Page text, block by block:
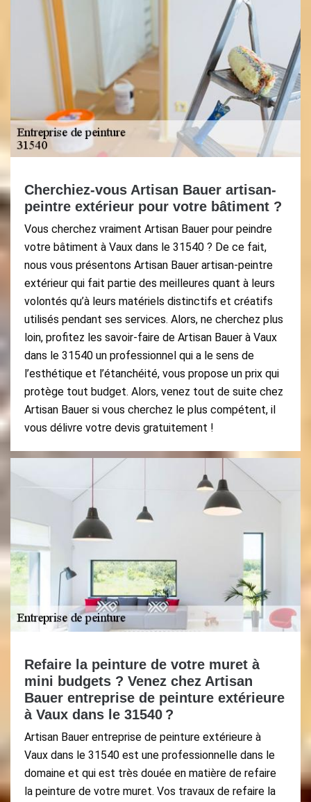
Cherchiez-vous Artisan Bauer artisan-
peintre extérieur pour votre bâtiment ?
Vous cherchez vraiment Artisan Bauer pour peindre
votre bâtiment à Vaux dans le 31540 ? De ce fait,
nous vous présentons Artisan Bauer artisan-peintre
extérieur qui fait partie des meilleures quant à leurs
volontés qu’à leurs matériels distinctifs et créatifs
utilisés pendant ses services. Alors, ne cherchez plus
loin, profitez les savoir-faire de Artisan Bauer à Vaux
dans le 31540 un professionnel qui a le sens de
l’esthétique et l’étanchéité, vous propose un prix qui
protège tout budget. Alors, venez tout de suite chez
Artisan Bauer si vous cherchez le plus compétent, il
vous délivre votre devis gratuitement !
Refaire la peinture de votre muret à
mini budgets ? Venez chez Artisan
Bauer entreprise de peinture extérieure
à Vaux dans le 31540 ?
Artisan Bauer entreprise de peinture extérieure à
Vaux dans le 31540 est une professionnelle dans le
domaine et qui est très douée en matière de refaire
la peinture de votre muret. Vos travaux de refaire la